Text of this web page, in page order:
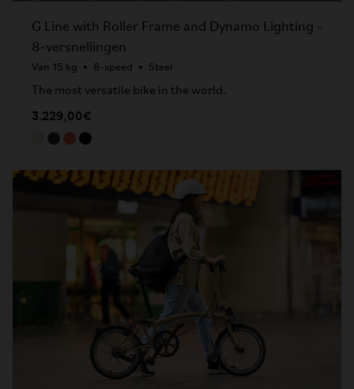
G Line with Roller Frame and Dynamo Lighting -
8-versnellingen
Van 15 kg 8-speed Steel
The most versatile bike in the world.
3.229,00€